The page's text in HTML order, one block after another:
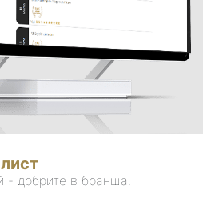
- добрите в бранша.